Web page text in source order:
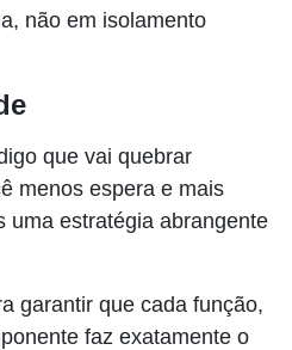
não em isolamento
que vai quebrar
menos espera e mais
uma estratégia abrangente
garantir que cada função,
faz exatamente o